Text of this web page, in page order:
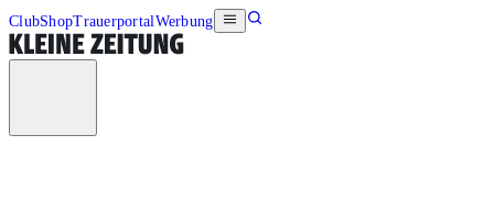
ClubShopTrauerportalWerbung